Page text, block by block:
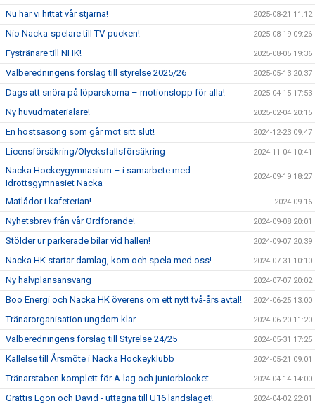
Nu har vi hittat vår stjärna! 2025-08-21 11:12
Nio Nacka-spelare till TV-pucken! 2025-08-19 09:26
Fystränare till NHK! 2025-08-05 19:36
Valberedningens förslag till styrelse 2025/26 2025-05-13 20:37
Dags att snöra på löparskorna – motionslopp för alla! 2025-04-15 17:53
Ny huvudmaterialare! 2025-02-04 20:15
En höstsäsong som går mot sitt slut! 2024-12-23 09:47
Licensförsäkring/Olycksfallsförsäkring 2024-11-04 10:41
Nacka Hockeygymnasium – i samarbete med
Idrottsgymnasiet Nacka
2024-09-19 18:27
Matlådor i kafeterian! 2024-09-16
Nyhetsbrev från vår Ordförande! 2024-09-08 20:01
Stölder ur parkerade bilar vid hallen! 2024-09-07 20:39
Nacka HK startar damlag, kom och spela med oss! 2024-07-31 10:10
Ny halvplansansvarig 2024-07-07 20:02
Boo Energi och Nacka HK överens om ett nytt två-års avtal! 2024-06-25 13:00
Tränarorganisation ungdom klar 2024-06-20 11:20
Valberedningens förslag till Styrelse 24/25 2024-05-31 17:25
Kallelse till Årsmöte i Nacka Hockeyklubb 2024-05-21 09:01
Tränarstaben komplett för A-lag och juniorblocket 2024-04-14 14:00
Grattis Egon och David - uttagna till U16 landslaget! 2024-04-02 22:01